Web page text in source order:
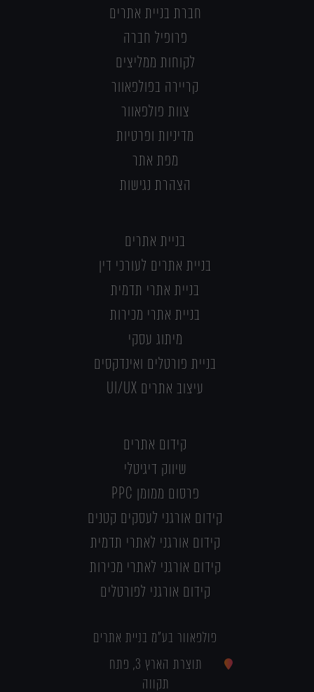
חברת בניית אתרים
פרופיל חברה
לקוחות ממליצים
קריירה בפולפאוור
צוות פולפאוור
מדיניות ופרטיות
מפת אתר
הצהרת נגישות
בניית אתרים
בניית אתרים לעורכי דין
בניית אתרי תדמית
בניית אתרי מכירות
מיתוג עסקי
בניית פורטלים ואינדקסים
עיצוב אתרים UI/UX
קידום אתרים
שיווק דיגיטלי
פרסום ממומן PPC
קידום אורגני לעסקים קטנים
קידום אורגני לאתרי תדמית
קידום אורגני לאתרי מכירות
קידום אורגני לפורטלים
פולפאוור בע"מ בניית אתרים
תוצרת הארץ 3, פתח
תקווה